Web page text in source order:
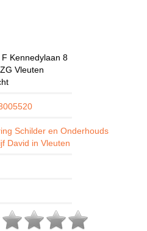
Kennedylaan 8
Vleuten
Schilder en Onderhouds
David in Vleuten